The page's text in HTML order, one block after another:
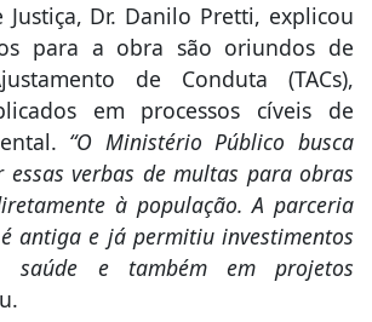
Dr. Danilo Pretti, explicou
para a obra são oriundos de
de Conduta (TACs),
em processos cíveis de
“O Ministério Público busca
essas verbas de multas para obras
à população. A parceria
é antiga e já permitiu investimentos
saúde e também em projetos